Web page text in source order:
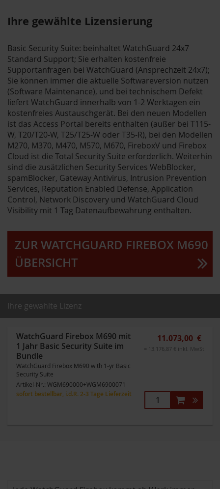
Ihre gewählte Lizensierung
Basic Security Suite: beinhaltet WatchGuard 24x7
Standard Support; Sie erhalten kostenfreie
Supportanfragen bei WatchGuard (Ansprechzeit 24x7);
Sie können immer die aktuelle Softwareversion nutzen
(Software Maintenance), und bei technischem Defekt
liefert WatchGuard innerhalb von 1-2 Werktagen ein
kostenfreies Austauschgerät. Bei den neuen Modellen
ist das Access Portal bereits enthalten (außer bei T115-
W, T20/T20-W, T25/T25-W oder T35-R), bei den Modellen
M270, M370, M470, M570, M670, FireboxV und Firebox
Cloud ist die Total Security Suite erforderlich. Weiterhin
sind die zusätzlichen Security Services WebBlocker,
spamBlocker, Gateway Antivirus, Intrusion Prevention
Services, Reputation Enabled Defense, Application
Control, Network Discovery und WatchGuard Cloud
Visibility mit 1 Tag Datenaufbewahrung enthalten.
ZUR WATCHGUARD FIREBOX M690
ÜBERSICHT
Ihre gewählte Lizenz
WatchGuard Firebox M690 mit
1 Jahr Basic Security Suite im
Bundle
WatchGuard Firebox M690 with 1-yr Basic
Security Suite
Artikel-Nr.: WGM690000+WGM6900071
sofort bestellbar, i.d.R. 2-3 Tage Lieferzeit
11.073,00 €
= 13.176,87 € inkl. MwSt